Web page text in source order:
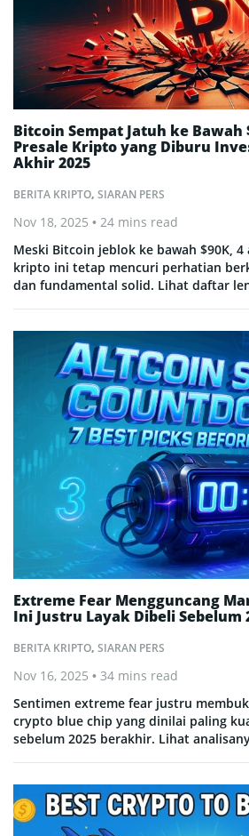
BERITA KRIPTO, SIARAN PERS
Bitcoin Sempat Jatuh ke Bawah
Presale Kripto yang Diburu
Akhir 2025
Nov 18, 2025 • 24 mins read
Meski Bitcoin jeblok ke bawah $90K,
kripto ini tetap mencuri perhatian
dan fundamental solid. Lihat daftar
BERITA KRIPTO, SIARAN PERS
Extreme Fear Mengguncang
Ini Justru Layak Dibeli Sebelum
Nov 16, 2025 • 34 mins read
Sentimen extreme fear justru
crypto blue chip yang dinilai paling
sebelum 2025 berakhir. Lihat